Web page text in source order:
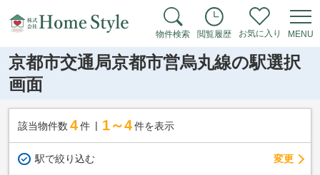
物件検索 閲覧履歴 お気に入り MENU
京都市交通局京都市営烏丸線の駅選択
画面
該当物件数 4件 1～4 件を表示
駅で絞り込む 変更